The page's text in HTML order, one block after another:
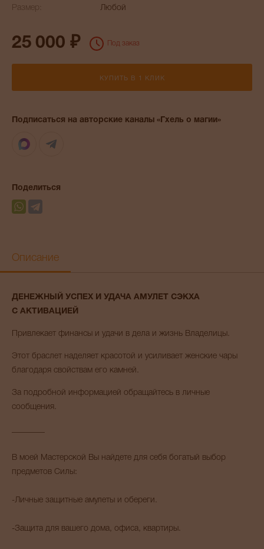
Размер: Любой
25 000 ₽ Под заказ
КУПИТЬ В 1 КЛИК
Подписаться на авторские каналы «Гхель о магии»
Max
Поделиться
Описание
ДЕНЕЖНЫЙ УСПЕХ И УДАЧА АМУЛЕТ СЭКХА
С АКТИВАЦИЕЙ
Привлекает финансы и удачи в дела и жизнь Владелицы.
Этот браслет наделяет красотой и усиливает женские чары
благодаря свойствам его камней.
За подробной информацией обращайтесь в личные
сообщения.
В моей Мастерской Вы найдете для себя богатый выбор
предметов Силы:
-Личные защитные амулеты и обереги.
-Защита для вашего дома, офиса, квартиры.